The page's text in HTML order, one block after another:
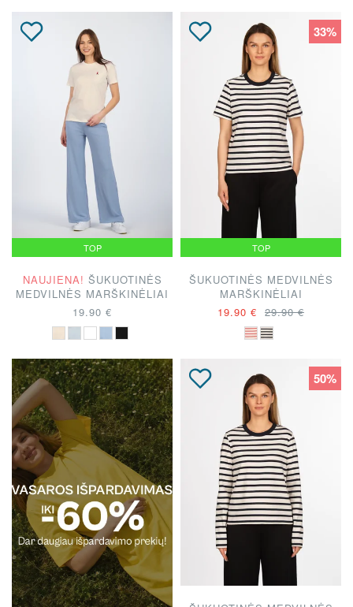
TOP
NAUJIENA! ŠUKUOTINĖS
MEDVILNĖS MARŠKINĖLIAI
19.90 €
33%
TOP
ŠUKUOTINĖS MEDVILNĖS
MARŠKINĖLIAI
19.90 € 29.90 €
50%